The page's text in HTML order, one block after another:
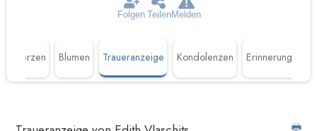
Folgen TeilenMelden
Kerzen Blumen Traueranzeige Kondolenzen Erinnerungen